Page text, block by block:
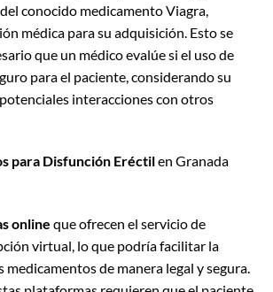
conocido medicamento Viagra,
médica para su adquisición. Esto se
que un médico evalúe si el uso de
para el paciente, considerando su
interacciones con otros
para Disfunción Eréctilen Granada
online que ofrecen el servicio de
virtual, lo que podría facilitar la
de manera legal y segura.